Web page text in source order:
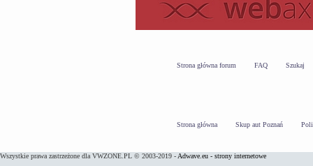
Strona główna forum FAQ Szukaj
Strona główna Skup aut Poznań
Wszystkie prawa zastrzeżone dla VWZONE.PL © 2003-2019 - Adwave.eu - strony internetowe